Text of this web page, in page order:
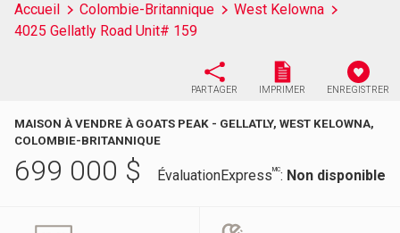
Accueil Colombie-Britannique
West Kelowna
4025 Gellatly Road Unit# 159
PARTAGER IMPRIMER ENREGISTRER
MAISON À VENDRE À GOATS PEAK - GELLATLY, WEST KELOWNA,
COLOMBIE-BRITANNIQUE
699 000 $ ÉvaluationExpressMC: Non disponible